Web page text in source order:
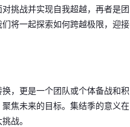
挑战并实现自我超越，再者是团
将一起探索如何跨越极限，迎接
，更是一个团队或个体备战和积
焦未来的目标。集结季的意义在
战。